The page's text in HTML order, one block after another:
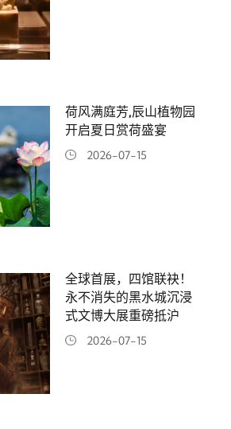
荷风满庭芳,辰山植物园
开启夏日赏荷盛宴
2026-07-15
全球首展，四馆联袂！
永不消失的黑水城沉浸
式文博大展重磅抵沪
2026-07-15